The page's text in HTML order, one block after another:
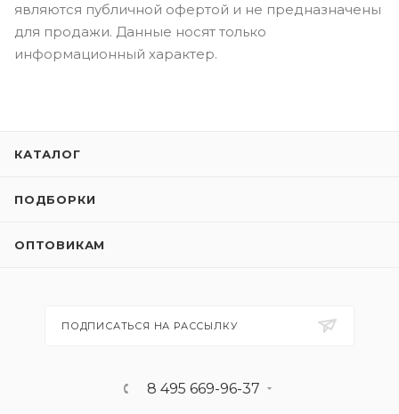
являются публичной офертой и не предназначены
для продажи. Данные носят только
информационный характер.
КАТАЛОГ
ПОДБОРКИ
ОПТОВИКАМ
ПОДПИСАТЬСЯ НА РАССЫЛКУ
8 495 669-96-37